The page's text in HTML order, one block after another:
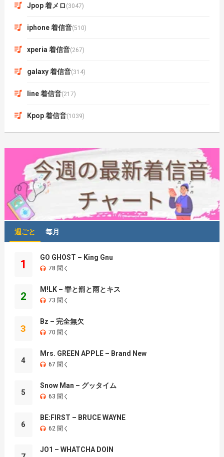
Jpop 着メロ (3047)
iphone 着信音(510)
xperia 着信音(267)
galaxy 着信音(314)
line 着信音(217)
Kpop 着信音(1039)
週ごと 毎月
1
GO GHOST – King Gnu
78 聞く
2
M!LK – 罪と罰と雨とキス
73 聞く
3
Bz – 完全無欠
70 聞く
4
Mrs. GREEN APPLE – Brand New
67 聞く
5
Snow Man – グッタイム
63 聞く
6
BE:FIRST – BRUCE WAYNE
62 聞く
JO1 – WHATCHA DOIN